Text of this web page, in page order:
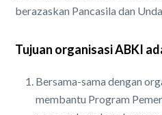
berazaskan Pancasila dan
Tujuan organisasi ABKI
Bersama-sama dengan
membantu Program